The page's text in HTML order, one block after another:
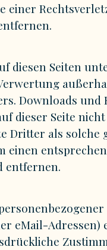
diesen Seiten
Downloads
dieser Seite
als solche
entfernen.
eMail-